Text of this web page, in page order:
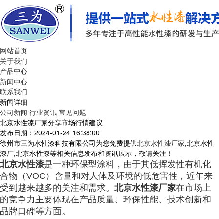
网站首页
关于我们
产品中心
新闻中心
联系我们
新闻详细
公司新闻 行业资讯 常见问题
北京水性漆厂家分享市场行情建议
发布日期：2024-01-24 16:38:00
徐州市三为水性漆科技有限公司为您免费提供北京水性漆厂家,北京水性
漆厂,北京水性漆等相关信息发布和资讯展示，敬请关注！
北京水性漆是一种环保型涂料，由于其低挥发性有机化
合物（VOC）含量和对人体及环境的低危害性，近年来
受到越来越多的关注和需求。 北京水性漆厂家在市场上
的竞争力主要体现在产品质量、环保性能、技术创新和
品牌口碑等方面。